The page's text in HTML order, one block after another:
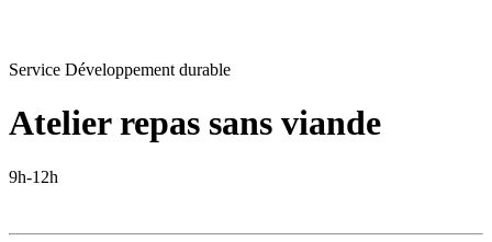
Service Développement durable
Atelier repas sans viande
9h-12h